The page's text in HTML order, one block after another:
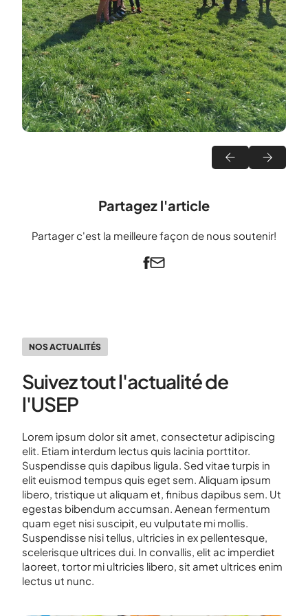
Partagez l'article
Partager c'est la meilleure façon de nous soutenir!
NOS ACTUALITÉS
Suivez tout l'actualité de
l'USEP
Lorem ipsum dolor sit amet, consectetur adipiscing
elit. Etiam interdum lectus quis lacinia porttitor.
Suspendisse quis dapibus ligula. Sed vitae turpis in
elit euismod tempus quis eget sem. Aliquam ipsum
libero, tristique ut aliquam et, finibus dapibus sem. Ut
egestas bibendum accumsan. Aenean fermentum
quam eget nisi suscipit, eu vulputate mi mollis.
Suspendisse nisi tellus, ultricies in ex pellentesque,
scelerisque ultrices dui. In convallis, elit ac imperdiet
laoreet, tortor mi ultricies libero, sit amet ultrices enim
lectus ut nunc.